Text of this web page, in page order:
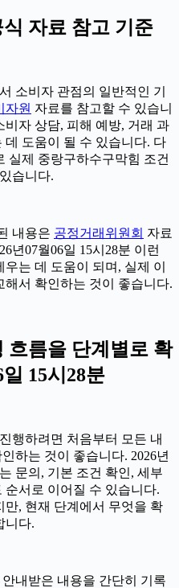
자료 참고 기준
소비자 관점의 일반적인 기
자원 자료를 참고할 수 있습니
비자 상담, 피해 예방, 거래 과
도움이 될 수 있습니다. 다
실제 중랑구하수구막힘 조건
습니다.
내용은 공정거래위원회 자료
년07월06일 15시28분 이런
는 데 도움이 되며, 실제 이
서 확인하는 것이 좋습니다.
흐름을 단계별로 확
15시28분
행하려면 처음부터 모든 내
하는 것이 좋습니다. 2026년
문의, 기본 조건 확인, 세부
순서로 이어질 수 있습니다.
, 현재 단계에서 무엇을 확
니다.
내받은 내용을 간단히 기록